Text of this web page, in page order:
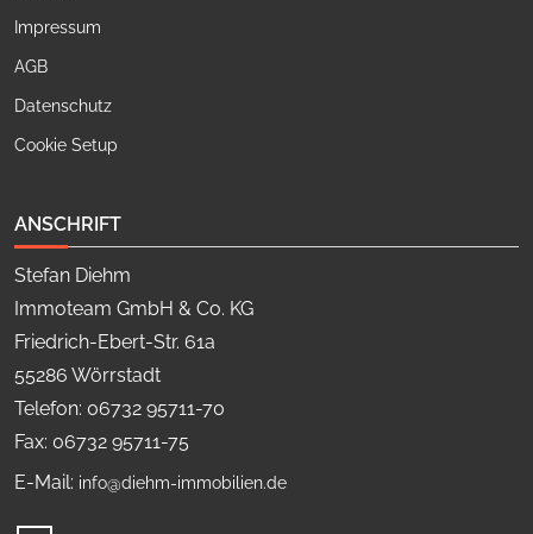
Impressum
AGB
Datenschutz
Cookie Setup
ANSCHRIFT
Stefan Diehm
Immoteam GmbH & Co. KG
Friedrich-Ebert-Str. 61a
55286 Wörrstadt
Telefon: 06732 95711-70
Fax: 06732 95711-75
E-Mail: info@diehm-immobilien.de